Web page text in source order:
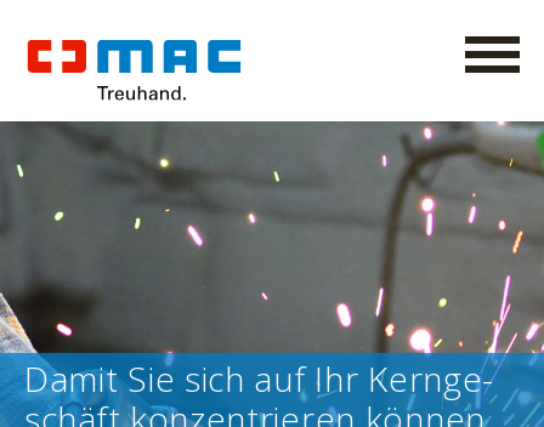
Damit Sie sich auf Ihr Kern­ge­